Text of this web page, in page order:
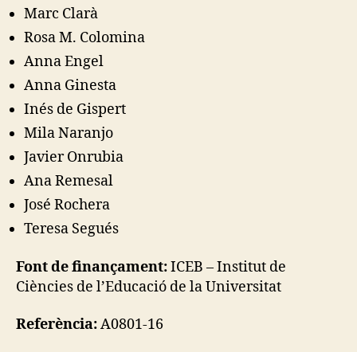
Marc Clarà
Rosa M. Colomina
Anna Engel
Anna Ginesta
Inés de Gispert
Mila Naranjo
Javier Onrubia
Ana Remesal
José Rochera
Teresa Segués
Font de finançament:ICEB – Institut de
Ciències de l’Educació de la Universitat
Referència:A0801-16